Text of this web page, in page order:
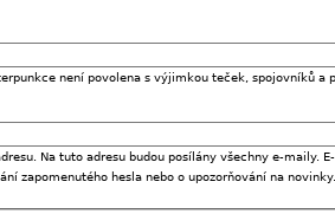
není povolena s výjimkou teček, spojovníků a
Na tuto adresu budou posílány všechny e-maily.
zapomenutého hesla nebo o upozorňování na novinky.